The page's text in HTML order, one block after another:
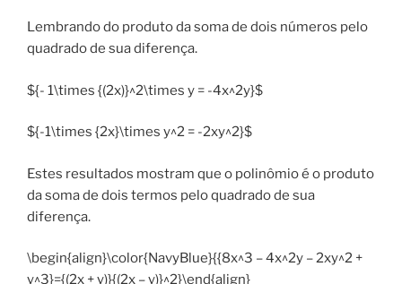
Lembrando do produto da soma de dois números pelo
quadrado de sua diferença.
${- 1\times {(2x)}^2\times y = -4x^2y}$
${-1\times {2x}\times y^2 = -2xy^2}$
Estes resultados mostram que o polinômio é o produto
da soma de dois termos pelo quadrado de sua
diferença.
\begin{align}\color{NavyBlue}{{8x^3 – 4x^2y – 2xy^2 +
y^3}={(2x + y)}{(2x – y)}^2}\end{align}